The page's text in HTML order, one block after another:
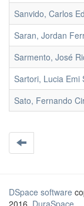
Sanvido, Carlos
Saran, Jordan
Sarmento, José
Sartori, Lucia Emi
Sato, Fernando
DSpace software
2016 DuraSpace